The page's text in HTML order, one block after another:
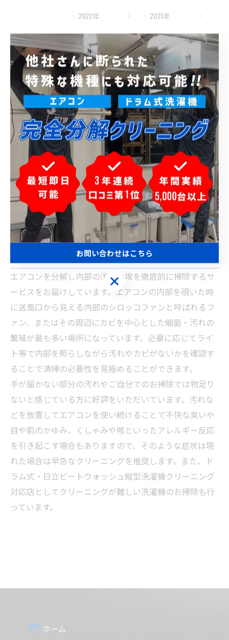
2022年
2021年
2020年
タグ Tags
東京 ハウスクリーニング 縦型
室外機 カビ メンテナンス 排水口
掃除機能付き 業務用 講習
パナソニック 日立
エアコン取り付け工事
エアコンを分解し内部の汚れや埃を徹底的に掃除するサ
ービスをお届けしています。エアコンの内部を覗いた時
に送風口から見える内部のシロッコファンと呼ばれるフ
ァン、またはその周辺にカビを中心とした細菌・汚れの
繁殖が最も多い場所になっています。必要に応じてライ
ト等で内部を照らしながら汚れやカビがないかを確認す
ることで清掃の必要性を見極めることができます。
手が届かない部分の汚れやご自分でのお掃除では物足り
ないと感じている方に好評をいただいています。汚れな
どを放置してエアコンを使い続けることで不快な臭いや
目や肌のかゆみ、くしゃみや咳といったアレルギー反応
を引き起こす場合もありますので、そのような症状は現
れた場合は早急なクリーニングを推奨します。また、ド
ラム式・日立ビートウォッシュ縦型洗濯機クリーニング
対応店としてクリーニングが難しい洗濯機のお掃除も行
っています。
ホーム
お問い合わせはこちら